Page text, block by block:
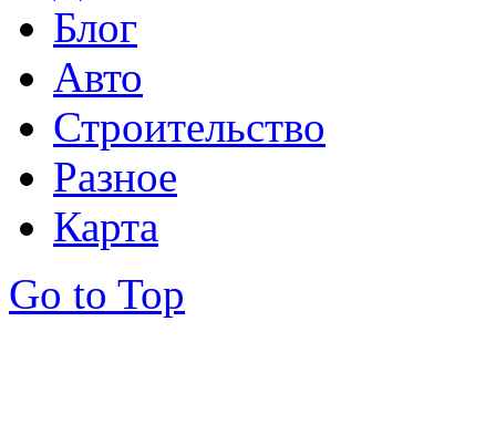
Блог
Авто
Строительство
Разное
Карта
Go to Top